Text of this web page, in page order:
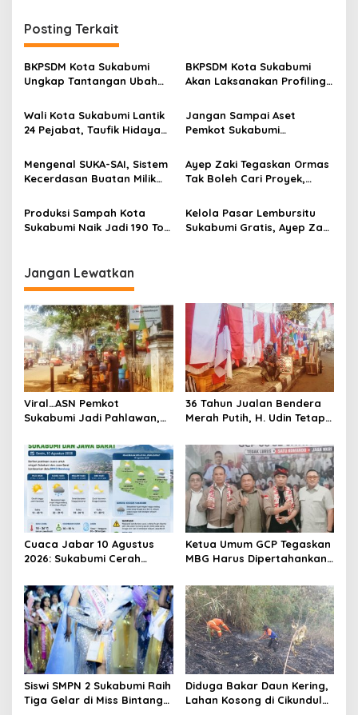
a
s
i
o
Posting Terkait
BKPSDM Kota Sukabumi
Ungkap Tantangan Ubah
Penuh Waktu
BKPSDM Kota Sukabumi
Akan Laksanakan Profiling
Pegawai
Wali Kota Sukabumi Lantik
24 Pejabat, Taufik Hidayah:
Akan Ada Pelantikan
Jangan Sampai Aset
Pemkot Sukabumi
Status Hukumnya Harus
Jelas
Mengenal SUKA-SAI, Sistem
Kecerdasan Buatan Milik
ASN Ditargetkan Kerja
Lebih Cepat dan Efisien
Ayep Zaki Tegaskan Ormas
Tak Boleh Cari Proyek,
Dana Pembinaan
Produksi Sampah Kota
Sukabumi Naik Jadi 190 Ton
Cikundul
Kelola Pasar Lembursitu
Sukabumi Gratis, Ayep Zaki:
Jangan Lewatkan
Viral…ASN Pemkot
Sukabumi Jadi Pahlawan,
Pedagang dari Kebakaran
36 Tahun Jualan Bendera
Merah Putih, H. Udin Tetap
Sukabumi
Cuaca Jabar 10 Agustus
2026: Sukabumi Cerah
Perubahan Cuaca
Ketua Umum GCP Tegaskan
MBG Harus Dipertahankan:
Bukan Programnya
Dicemooh
Siswi SMPN 2 Sukabumi Raih
Tiga Gelar di Miss Bintang
Diduga Bakar Daun Kering,
Lahan Kosong di Cikundul